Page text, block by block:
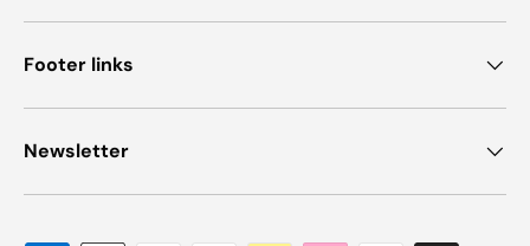
Footer links
Newsletter